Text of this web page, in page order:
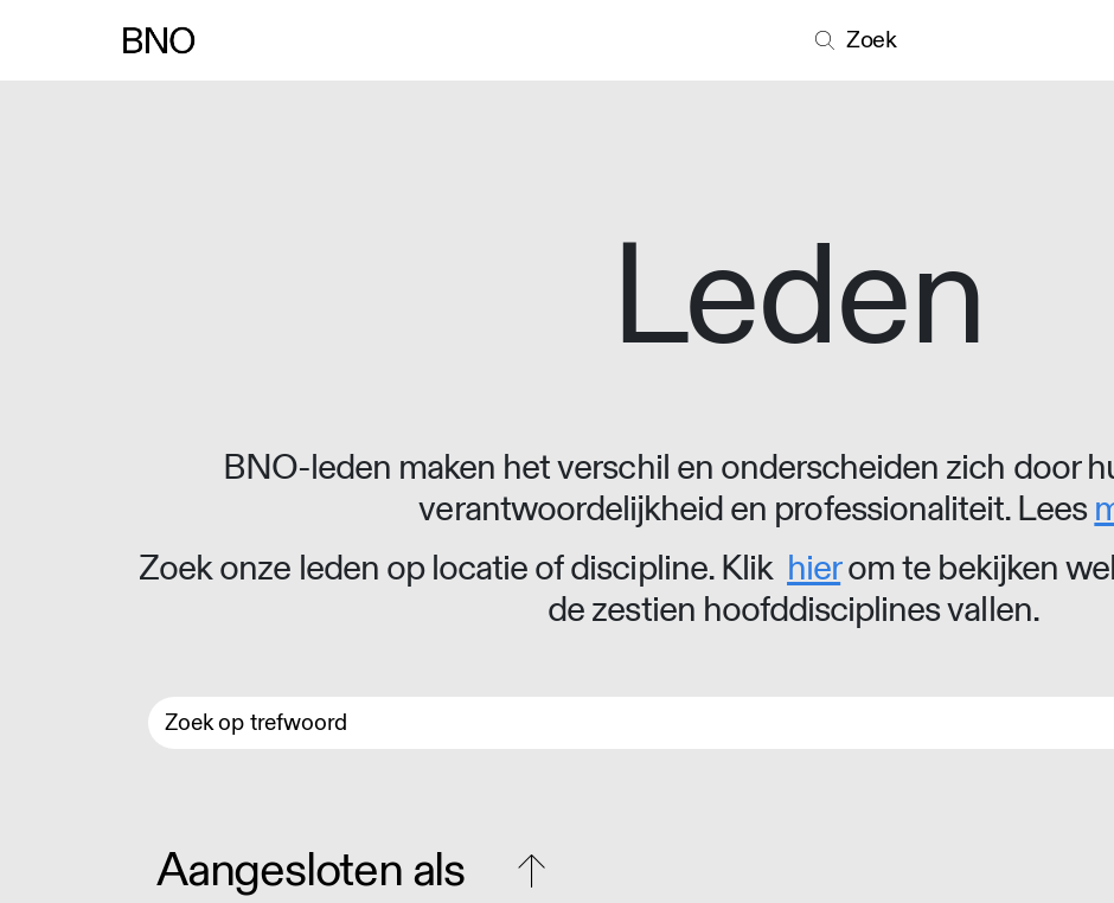
Zoek
Leden
BNO-leden maken het verschil en onderscheiden zich door
verantwoordelijkheid en professionaliteit. Lees
Zoek onze leden op locatie of discipline. Klik hierom te bekijken
de zestien hoofddisciplines vallen.
Aangesloten als